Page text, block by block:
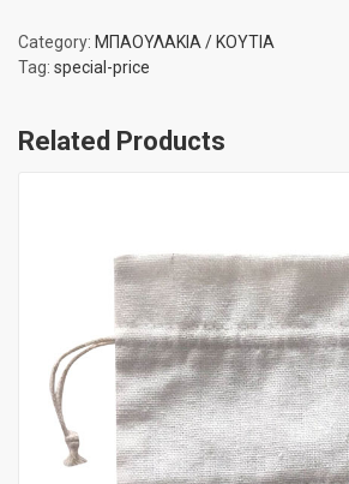
Category: ΜΠΑΟΥΛΑΚΙΑ / ΚΟΥΤΙΑ
Tag: special-price
Related Products